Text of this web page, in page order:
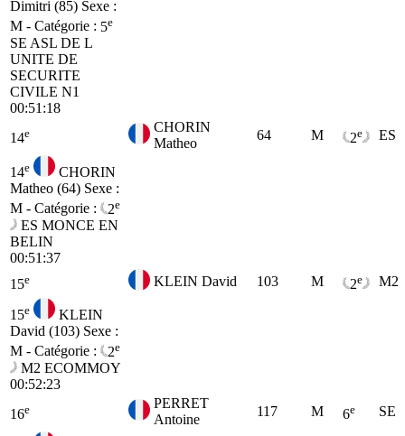
Dimitri (85) Sexe :
M - Catégorie : 5e
SE ASL DE L
UNITE DE
SECURITE
CIVILE N1
00:51:18
14e
CHORIN
Matheo
64 M 2e ES
14e
CHORIN
Matheo (64) Sexe :
M - Catégorie :
2e
ES MONCE EN
BELIN
00:51:37
15e KLEIN David 103 M 2e M2
15e
KLEIN
David (103) Sexe :
M - Catégorie :
2e
M2 ECOMMOY
00:52:23
16e
PERRET
Antoine
117 M 6e SE